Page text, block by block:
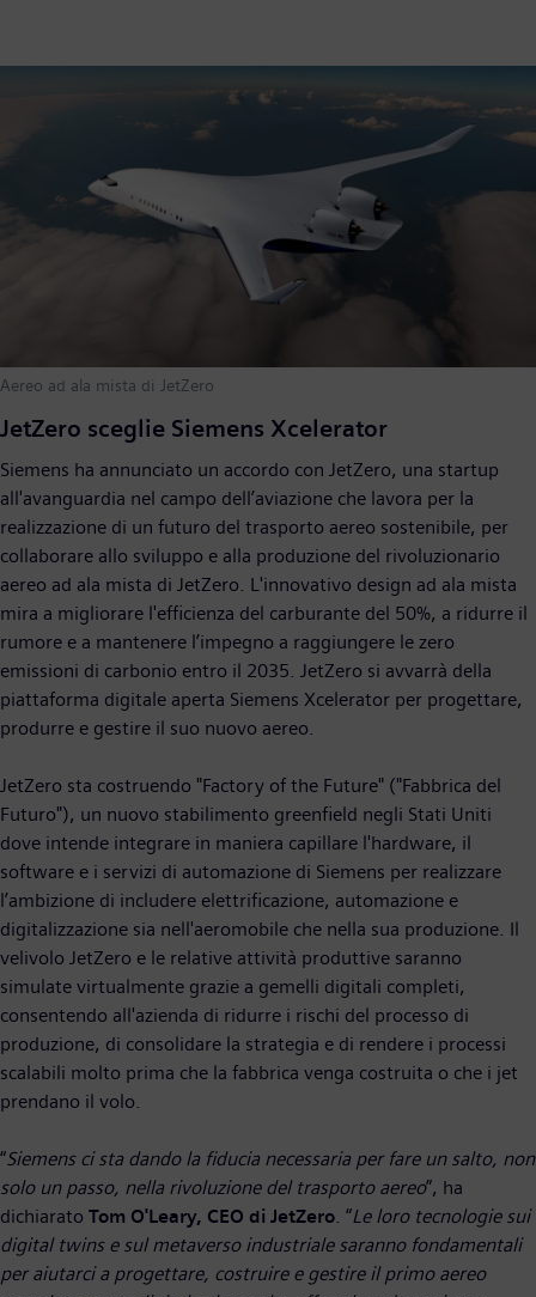
Aereo ad ala mista di JetZero
JetZero sceglie Siemens Xcelerator
Siemens ha annunciato un accordo con JetZero, una startup
all'avanguardia nel campo dell’aviazione che lavora per la
realizzazione di un futuro del trasporto aereo sostenibile, per
collaborare allo sviluppo e alla produzione del rivoluzionario
aereo ad ala mista di JetZero. L'innovativo design ad ala mista
mira a migliorare l'efficienza del carburante del 50%, a ridurre il
rumore e a mantenere l’impegno a raggiungere le zero
emissioni di carbonio entro il 2035. JetZero si avvarrà della
piattaforma digitale aperta Siemens Xcelerator per progettare,
produrre e gestire il suo nuovo aereo.
JetZero sta costruendo "Factory of the Future" ("Fabbrica del
Futuro"), un nuovo stabilimento greenfield negli Stati Uniti
dove intende integrare in maniera capillare l'hardware, il
software e i servizi di automazione di Siemens per realizzare
l’ambizione di includere elettrificazione, automazione e
digitalizzazione sia nell'aeromobile che nella sua produzione. Il
velivolo JetZero e le relative attività produttive saranno
simulate virtualmente grazie a gemelli digitali completi,
consentendo all'azienda di ridurre i rischi del processo di
produzione, di consolidare la strategia e di rendere i processi
scalabili molto prima che la fabbrica venga costruita o che i jet
prendano il volo.
“Siemens ci sta dando la fiducia necessaria per fare un salto, non
solo un passo, nella rivoluzione del trasporto aereo”, ha
dichiarato Tom O'Leary, CEO di JetZero . “Le loro tecnologie sui
digital twins e sul metaverso industriale saranno fondamentali
per aiutarci a progettare, costruire e gestire il primo aereo